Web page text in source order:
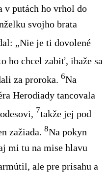
v putách ho vrhol do
svojho brata
„Nie je ti dovolené
ho chcel zabiť, ibaže sa
za proroka. 6Na
Herodiady tancovala
7takže jej pod
zažiada. 8Na pokyn
mi tu na mise hlavu
ale pre prísahu a